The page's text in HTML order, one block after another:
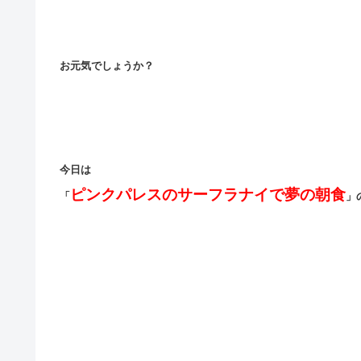
お元気でしょうか？
今日は
「 ピンクパレスのサーフラナイで夢の朝食 」